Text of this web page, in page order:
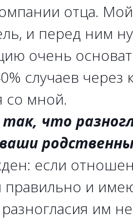
отца.
и перед ним
очень
случаев через
со мной.
что
если
и
им